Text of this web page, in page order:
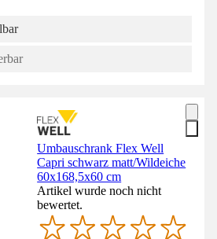
Umbauschrank Flex Well
Capri schwarz matt/Wildeiche
60x168,5x60 cm
Artikel wurde noch nicht
bewertet.